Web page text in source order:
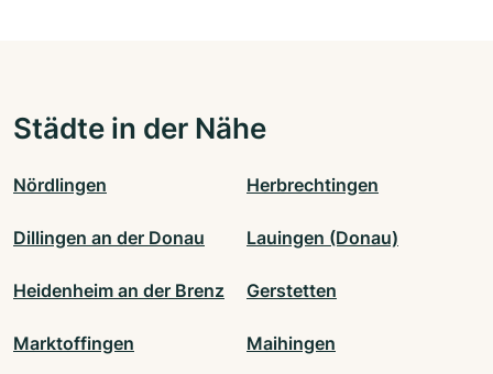
Städte in der Nähe
Nördlingen Herbrechtingen
Dillingen an der Donau Lauingen (Donau)
Heidenheim an der Brenz Gerstetten
Marktoffingen Maihingen